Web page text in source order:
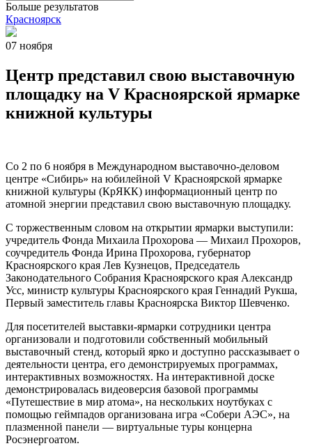
Больше результатов
Красноярск
07 ноября
Центр представил свою выставочную
площадку на V Красноярской ярмарке
книжной культуры
Со 2 по 6 ноября в Международном выставочно-деловом
центре «Сибирь» на юбилейной V Красноярской ярмарке
книжной культуры (КрЯКК) информационный центр по
атомной энергии представил свою выставочную площадку.
С торжественным словом на открытии ярмарки выступили:
учредитель Фонда Михаила Прохорова — Михаил Прохоров,
соучредитель Фонда Ирина Прохорова, губернатор
Красноярского края Лев Кузнецов, Председатель
Законодательного Собрания Красноярского края Александр
Усс, министр культуры Красноярского края Геннадий Рукша,
Первый заместитель главы Красноярска Виктор Шевченко.
Для посетителей выставки-ярмарки сотрудники центра
организовали и подготовили собственный мобильный
выставочный стенд, который ярко и доступно рассказывает о
деятельности центра, его демонстрируемых программах,
интерактивных возможностях. На интерактивной доске
демонстрировалась видеоверсия базовой программы
«Путешествие в мир атома», на нескольких ноутбуках с
помощью геймпадов организована игра «Собери АЭС», на
плазменной панели — виртуальные туры концерна
Росэнергоатом.